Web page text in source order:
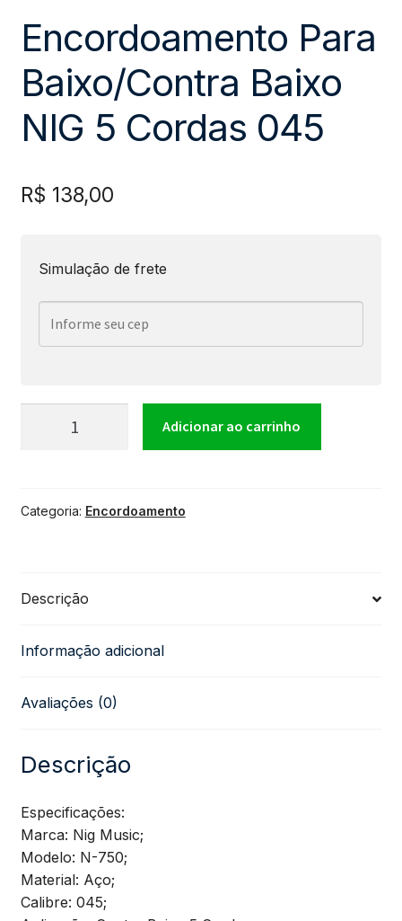
Encordoamento Para
Baixo/Contra Baixo
NIG 5 Cordas 045
R$ 138,00
Simulação de frete
Encordoamento
Baixo/Contra
5
Cordas
045
Adicionar ao carrinho
Categoria: Encordoamento
Descrição
Informação adicional
Avaliações (0)
Descrição
Especificações:
Marca: Nig Music;
Modelo: N-750;
Material: Aço;
Calibre: 045;